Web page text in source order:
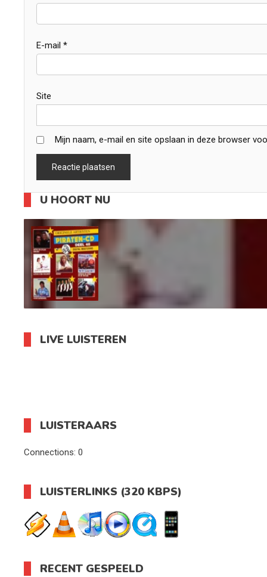
E-mail *
Site
Mijn naam, e-mail en site opslaan in deze browser
U HOORT NU
LIVE LUISTEREN
LUISTERAARS
Connections: 0
LUISTERLINKS (320 KBPS)
RECENT GESPEELD